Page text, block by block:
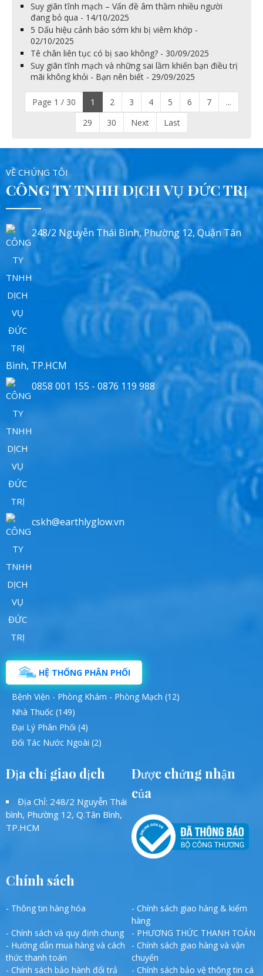
Suy giãn tĩnh mạch – Vấn đề âm thầm nhiều người
đang bỏ qua - 14/10/2025
5 Dấu hiệu cảnh báo sớm khi bị viêm khớp -
02/10/2025
Tê chân liên tục có bị sao không? - 30/09/2025
Suy giãn tĩnh mạch và những sai lầm khiến bạn điều trị
mãi không khỏi - Bạn nên biết - 29/09/2025
Page 1 / 30 1 2 3 4 5 6 7
...
29
30 Next Last
VỀ CHÚNG TÔI
CÔNG TY TNHH DỊCH VỤ ĐỨC TRỊ
248/2 Nguyễn Thái Bình, Phường 12, Quận Tân
Bình, TP.HCM
0858 001 155 - 0876 119 988
cskh@earthlyglow.vn
HỆ THỐNG PHÂN PHỐI
Bệnh Viện - Phòng Khám - Phòng Mạch (12)
Nhà Thuốc (149)
Đại Lý Phân Phối (4)
Đối Tác Nước Ngoài (2)
Địa chỉ giao dịch
Địa Chỉ: 248/2 Nguyễn Thái
bình, Phường 12, Q.Tân Bình,
TP.HCM
Được chứng nhận
của
Chính sách
- Thông tin hàng hóa
- Chính sách giao hàng & kiểm
hàng
- Chính sách và quy định chung
- PHƯƠNG THỨC THANH TOÁN
- Hướng dẫn mua hàng và cách
thức thanh toán
- Chính sách giao hàng và vận
chuyển
- Chính sách bảo hành đổi trả
- Chính sách bảo vệ thông tin cá